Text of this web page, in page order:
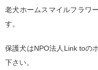
老犬ホームスマイルフラワ
す。
保護犬はNPO法人Link toの
下さい。